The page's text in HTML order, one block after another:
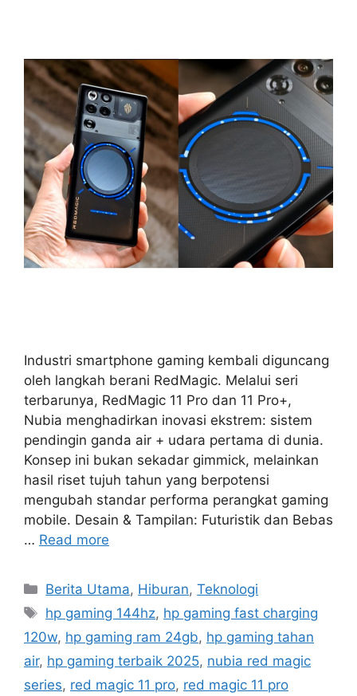
Industri smartphone gaming kembali diguncang
oleh langkah berani RedMagic. Melalui seri
terbarunya, RedMagic 11 Pro dan 11 Pro+,
Nubia menghadirkan inovasi ekstrem: sistem
pendingin ganda air + udara pertama di dunia.
Konsep ini bukan sekadar gimmick, melainkan
hasil riset tujuh tahun yang berpotensi
mengubah standar performa perangkat gaming
mobile. Desain & Tampilan: Futuristik dan Bebas
… Read more
C
a
e
g
o
Berita Utama, Hiburan,Teknologi
T
a
s
hp gaming 144hz, hp gaming fast charging
120w, hp gaming ram 24gb, hp gaming tahan
air, hp gaming terbaik 2025, nubia red magic
series, red magic 11 pro, red magic 11 pro